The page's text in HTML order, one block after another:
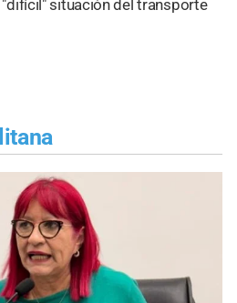
"difícil" situación del transporte